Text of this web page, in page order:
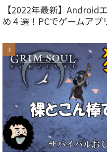
【2022年最新】Android
め４選！PCでゲームアプ